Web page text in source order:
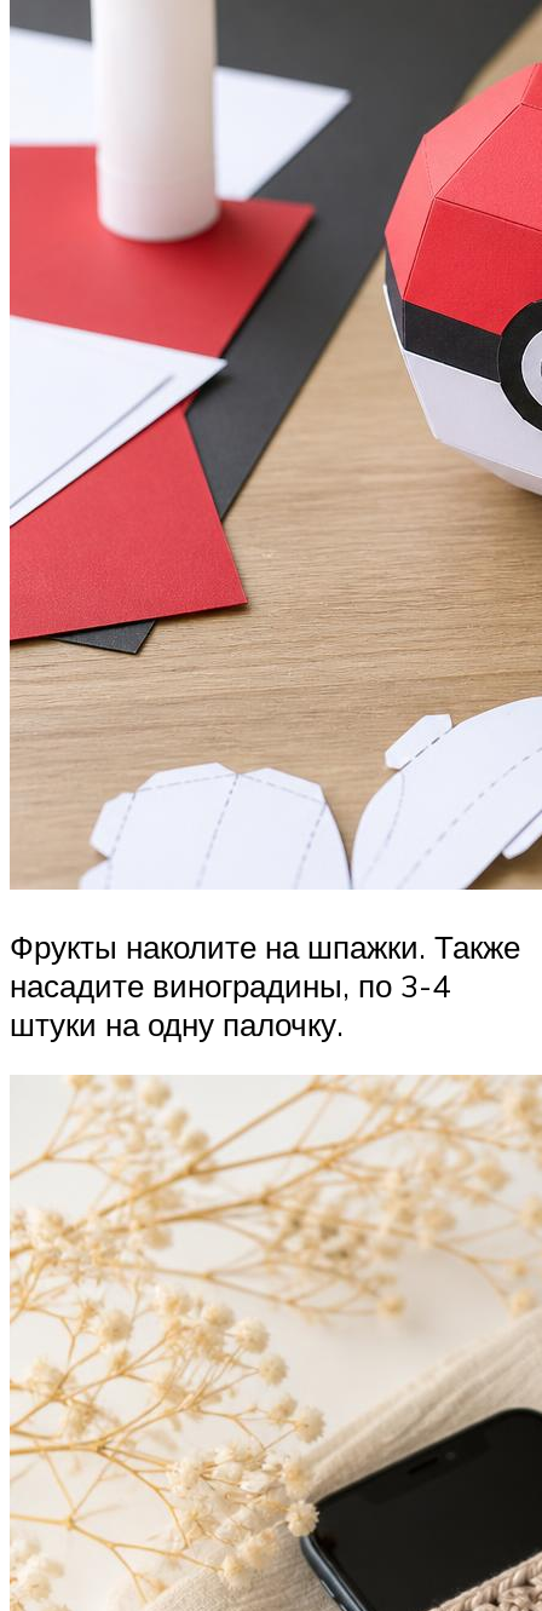
Фрукты наколите на шпажки. Также
насадите виноградины, по 3-4
штуки на одну палочку.